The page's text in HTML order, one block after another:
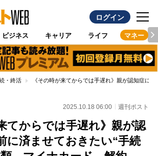
ログイン
ビジネス キャリア ライフ マネー
・終活 《その時が来てからでは手遅れ》親が認知症に
2025.10.18 06:00 週刊ポスト
てからでは手遅れ》親が認
に済ませておきたい“手続